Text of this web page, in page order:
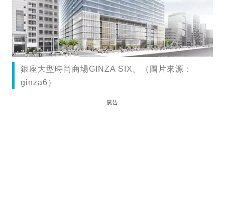
銀座大型時尚商場GINZA SIX。（圖片來源：
ginza6）
廣告